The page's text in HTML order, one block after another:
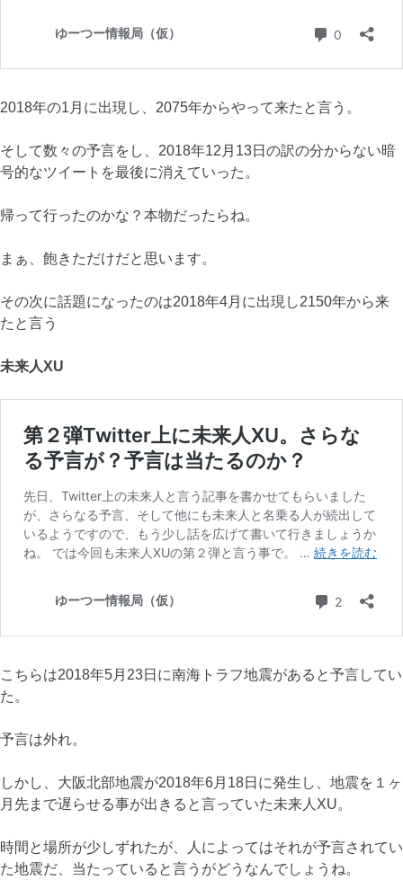
2018年の1月に出現し、2075年からやって来たと言う。
そして数々の予言をし、2018年12月13日の訳の分からない暗
号的なツイートを最後に消えていった。
帰って行ったのかな？本物だったらね。
まぁ、飽きただけだと思います。
その次に話題になったのは2018年4月に出現し2150年から来
たと言う
未来人XU
こちらは2018年5月23日に南海トラフ地震があると予言してい
た。
予言は外れ。
しかし、大阪北部地震が2018年6月18日に発生し、地震を１ヶ
月先まで遅らせる事が出きると言っていた未来人XU。
時間と場所が少しずれたが、人によってはそれが予言されてい
た地震だ、当たっていると言うがどうなんでしょうね。